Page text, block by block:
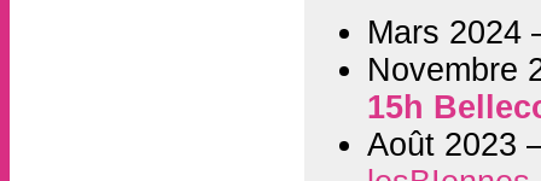
Mars 2024
Novembre
15h
Août 2023